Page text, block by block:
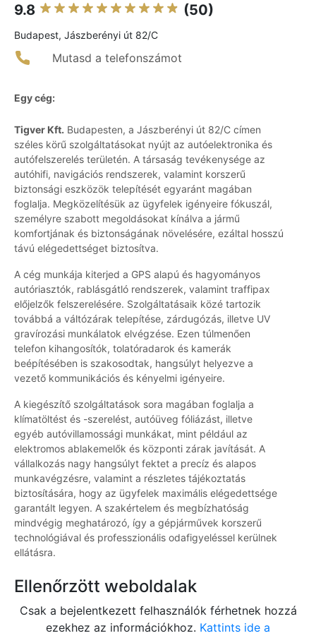
9.8 (50)
Budapest, Jászberényi út 82/C
Mutasd a telefonszámot
Egy cég:
Tigver Kft. Budapesten, a Jászberényi út 82/C címen
széles körű szolgáltatásokat nyújt az autóelektronika és
autófelszerelés területén. A társaság tevékenysége az
autóhifi, navigációs rendszerek, valamint korszerű
biztonsági eszközök telepítését egyaránt magában
foglalja. Megközelítésük az ügyfelek igényeire fókuszál,
személyre szabott megoldásokat kínálva a jármű
komfortjának és biztonságának növelésére, ezáltal hosszú
távú elégedettséget biztosítva.
A cég munkája kiterjed a GPS alapú és hagyományos
autóriasztók, rablásgátló rendszerek, valamint traffipax
előjelzők felszerelésére. Szolgáltatásaik közé tartozik
továbbá a váltózárak telepítése, zárdugózás, illetve UV
gravírozási munkálatok elvégzése. Ezen túlmenően
telefon kihangosítók, tolatóradarok és kamerák
beépítésében is szakosodtak, hangsúlyt helyezve a
vezető kommunikációs és kényelmi igényeire.
A kiegészítő szolgáltatások sora magában foglalja a
klímatöltést és -szerelést, autóüveg fóliázást, illetve
egyéb autóvillamossági munkákat, mint például az
elektromos ablakemelők és központi zárak javítását. A
vállalkozás nagy hangsúlyt fektet a precíz és alapos
munkavégzésre, valamint a részletes tájékoztatás
biztosítására, hogy az ügyfelek maximális elégedettsége
garantált legyen. A szakértelem és megbízhatóság
mindvégig meghatározó, így a gépjárművek korszerű
technológiával és professzionális odafigyeléssel kerülnek
ellátásra.
Ellenőrzött weboldalak
Csak a bejelentkezett felhasználók férhetnek hozzá
ezekhez az információkhoz. Kattints ide a